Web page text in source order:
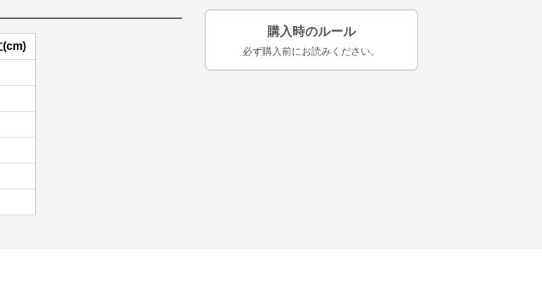
(cm)
購入時のルール
必ず購入前にお読みください。